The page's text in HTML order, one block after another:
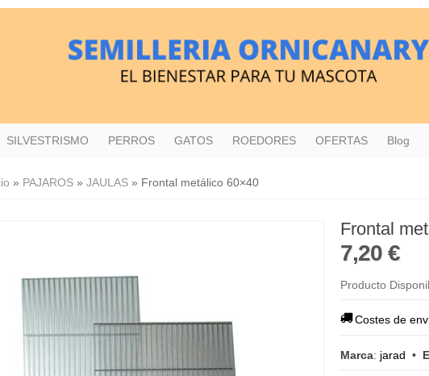
SILVESTRISMO PERROS GATOS ROEDORES OFERTAS Blog
» PAJAROS» JAULAS» Frontal metálico 60×40
Frontal
7,20 €
Producto
Costes de
Marca: jarad •